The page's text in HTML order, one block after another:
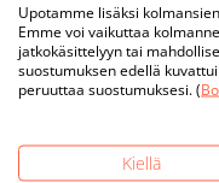
Upotamme lisäksi
Emme voi vaikuttaa
jatkokäsittelyyn tai
suostumuksen edellä
peruuttaa suostumuksesi. (
Kiellä